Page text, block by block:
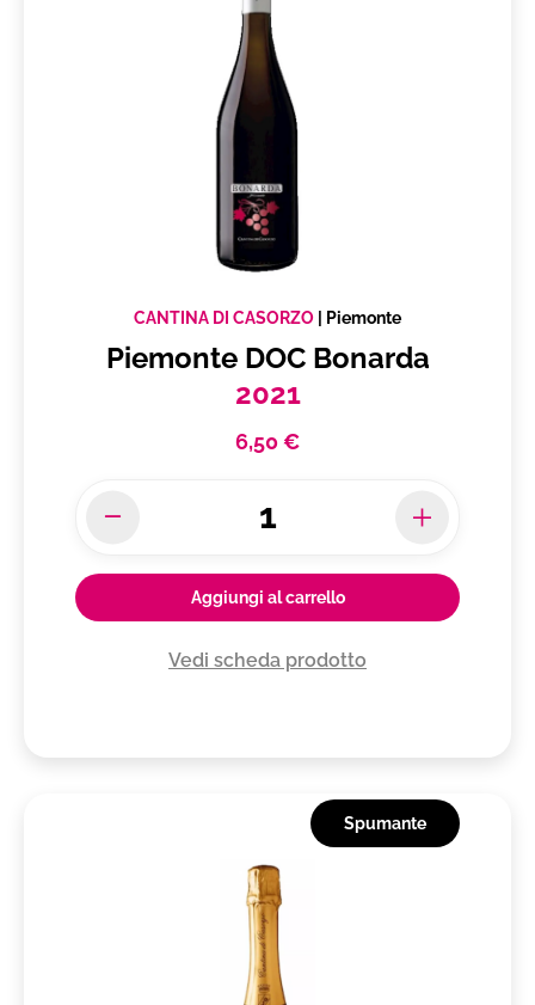
CANTINA DI CASORZO | Piemonte
Piemonte DOC Bonarda
2021
6,50 €
Aggiungi al carrello
Vedi scheda prodotto
Spumante